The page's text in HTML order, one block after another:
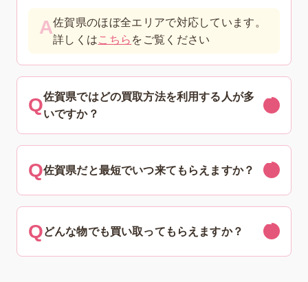
佐賀県のほぼ全エリアで対応しています。
詳しくはこちら をご覧ください
佐賀県ではどの買取方法を利用する人が多
いですか？
佐賀県だと最短でいつ来てもらえますか？
どんな物でも買い取ってもらえますか？